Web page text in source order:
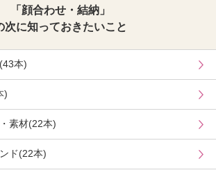
「顔合わせ・結納」
次に知っておきたいこと
本)
)
素材(22本)
ド(22本)